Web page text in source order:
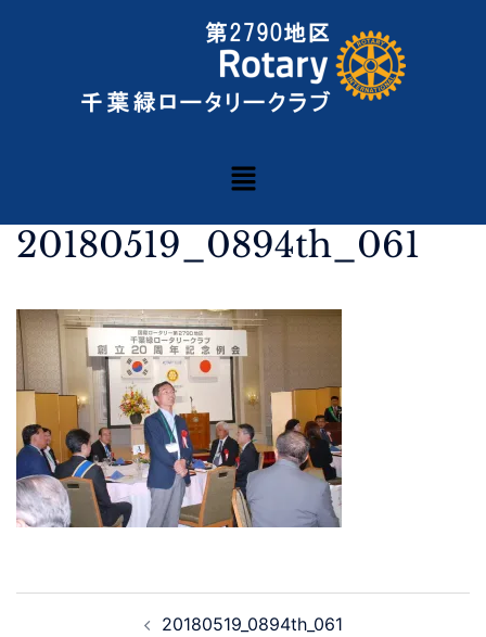
20180519_0894th_061
20180519_0894th_061